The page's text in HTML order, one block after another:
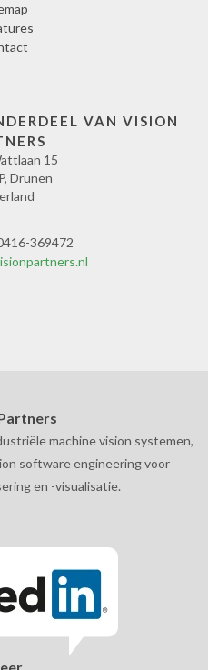
VAN VISION
15
Drunen
369472
machine vision systemen,
software engineering voor
en -visualisatie.